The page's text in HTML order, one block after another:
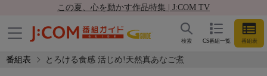
この夏、心を動かす作品特集 | J:COM TV
CS番組一覧 番組表
検索
番組表 とろける食感 活じめ!天然真あなご煮